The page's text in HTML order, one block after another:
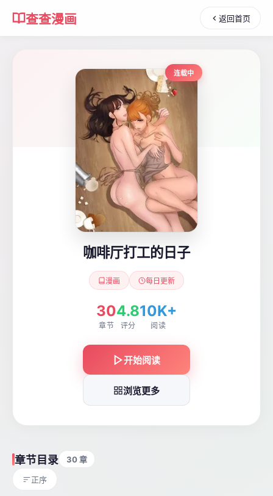
查查漫画 返回首页
连载中
咖啡厅打工的日子
漫画 每日更新
30
章节
4.8
评分
10K+
阅读
开始阅读
浏览更多
章节目录 30 章
正序